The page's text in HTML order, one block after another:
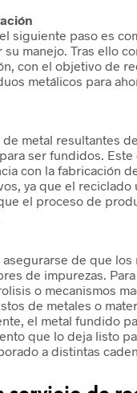
siguiente paso es
manejo. Tras ello
con el objetivo de
metálicos para
de metal resultantes
ser fundidos.
con la fabricación
ya que el reciclado
el proceso de
de que los
de impurezas.
o mecanismos
de metales o
el metal fundido
que lo deja listo
a distintas